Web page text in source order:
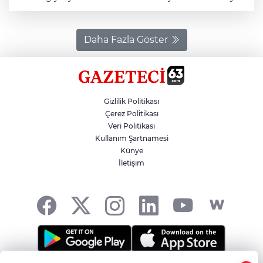
üzerine gelen 112 Acil Sağlık ekiplerince Siverek Devlet
Hastanesine kaldırıldı.Daha Fazla Göster
Gizlilik Politikası
Çerez Politikası
Veri Politikası
Kullanım Şartnamesi
Künye
İletişim